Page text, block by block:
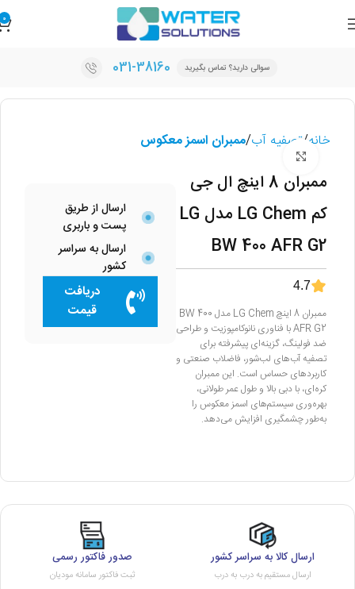
0
سوالی دارید؟ تماس بگیرید 031-38160
خانه تصفیه آب ممبران اسمز معکوس
ارسال از طریق
پست و باربری
ارسال به سراسر
کشور
دریافت
قیمت
ممبران 8 اینچ ال جی
کم LG Chem مدل LG
BW 400 AFR G2
4.7
ممبران 8 اینچ LG Chem مدل BW 400
AFR G2 با فناوری نانوکامپوزیت و طراحی
ضد فولینگ، گزینه‌ای پیشرفته برای
تصفیه آب‌های لب‌شور، فاضلاب صنعتی و
کاربردهای حساس است. این ممبران
کره‌ای، با دبی بالا و طول عمر طولانی،
بهره‌وری سیستم‌های اسمز معکوس را
به‌طور چشمگیری افزایش می‌دهد.
ارسال کالا به سراسر کشور
ارسال مستقیم به درب به درب
صدور فاکتور رسمی
ثبت فاکتور سامانه مودیان